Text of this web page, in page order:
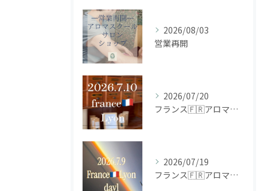
2026/08/03
営業再開
2026/07/20
フランス🇫🇷アロマ研修ツアー𝗱𝗮𝘆𝟮
2026/07/19
フランス🇫🇷アロマ研修ツアー𝗱𝗮𝘆𝟭